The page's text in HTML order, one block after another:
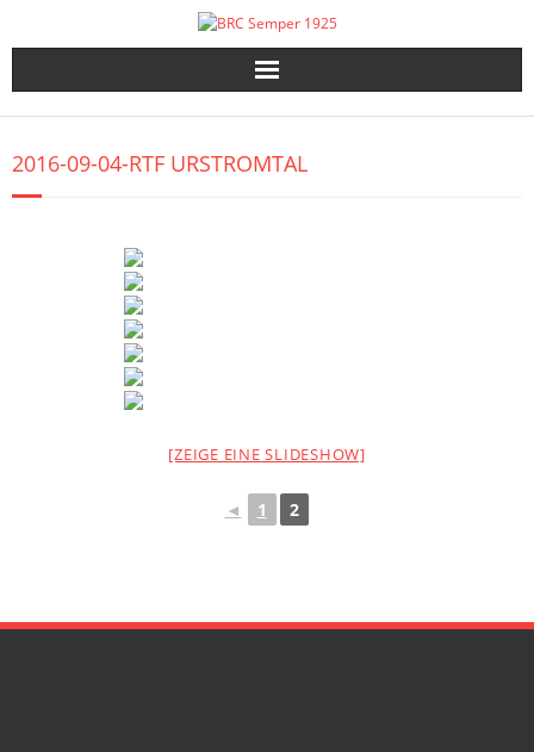
2016-09-04-RTF URSTROMTAL
[ZEIGE EINE SLIDESHOW]
◄ 1 2